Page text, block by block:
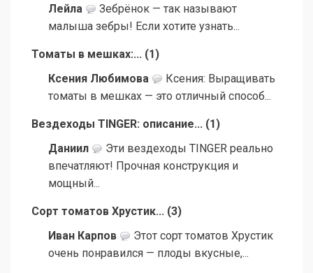
Лейла
Зебрёнок — так называют
малыша зебры! Если хотите узнать...
Томаты в мешках:... (1)
Ксения Любимова
Ксения: Выращивать
томаты в мешках — это отличный способ...
Вездеходы TINGER: описание... (1)
Даниил
Эти вездеходы TINGER реально
впечатляют! Прочная конструкция и
мощный...
Сорт томатов Хрустик... (3)
Иван Карпов
Этот сорт томатов Хрустик
очень понравился — плоды вкусные,...